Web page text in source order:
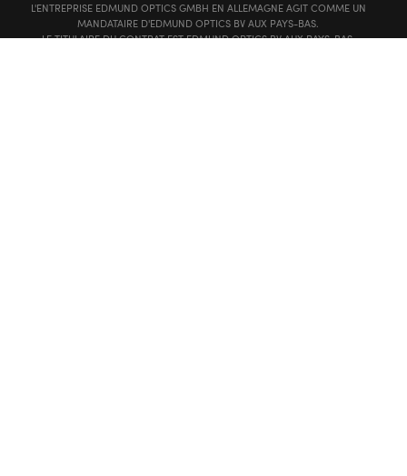
L'ENTREPRISE EDMUND OPTICS GMBH EN ALLEMAGNE AGIT COMME UN
MANDATAIRE D'EDMUND OPTICS BV AUX PAYS-BAS.
LE TITULAIRE DU CONTRAT EST EDMUND OPTICS BV AUX PAYS-BAS.